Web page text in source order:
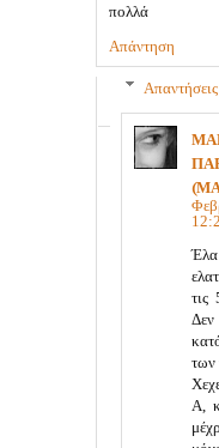
πολλά
Απάντηση
Απαντήσεις
τις
των
Α,